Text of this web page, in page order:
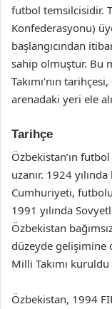
futbol temsilcisidir.
Konfederasyonu)
başlangıcından
sahip olmuştur. Bu
Takımı’nın
arenadaki yeri ele
Tarihçe
Özbekistan’ın
uzanır. 1924
Cumhuriyeti,
1991 yılında
Özbekistan
düzeyde gelişimine
Milli Takımı kuruldu
Özbekistan, 1994